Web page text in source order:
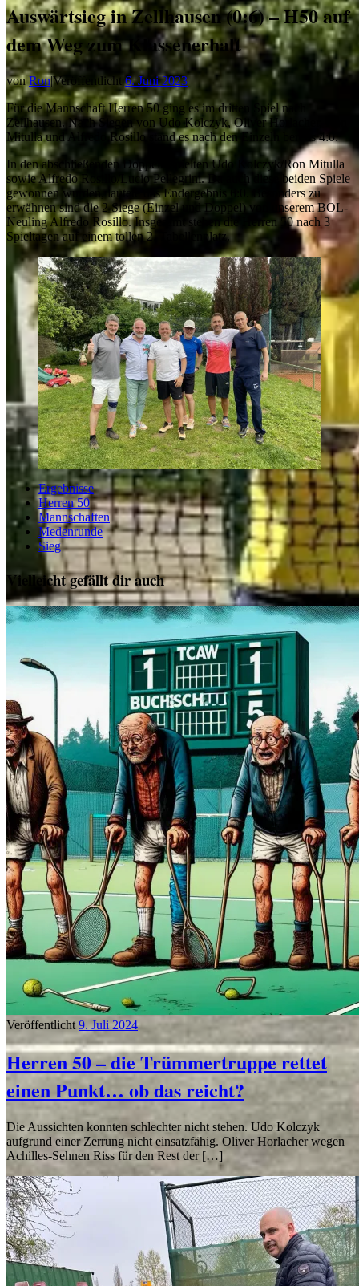
Auswärtsieg in Zellhausen (0:6) – H50 auf
dem Weg zum Klassenerhalt
von Ron|Veröffentlicht 6. Juni 2023
Für die Mannschaft Herren 50 ging es im dritten Spiel nach
Zellhausen. Nach Siegen von Udo Kolczyk, Oliver Horlacher, Ron
Mitulla und Alfredo Rosillo stand es nach den Einzeln bereits 4:0.
In den abschließenden Doppeln spielten Udo Kolczyk/Ron Mitulla
sowie Alfredo Rosillo/Lucio Pellegrini. Da auch diese beiden Spiele
gewonnen wurden, lautete das Endergebnis 6:0. Besonders zu
erwähnen sind die 2 Siege (Einzel und Doppel) von unserem BOL-
Neuling Alfredo Rosillo. Insgesamt stehen die Herren 50 nach 3
Spieltagen auf einem tollen 2. Tabellenplatz.
Ergebnisse
Herren 50
Mannschaften
Medenrunde
Sieg
Vielleicht gefällt dir auch
Veröffentlicht 9. Juli 2024
Herren 50 – die Trümmertruppe rettet
einen Punkt… ob das reicht?
Die Aussichten konnten schlechter nicht stehen. Udo Kolczyk
aufgrund einer Zerrung nicht einsatzfähig. Oliver Horlacher wegen
Achilles-Sehnen Riss für den Rest der […]